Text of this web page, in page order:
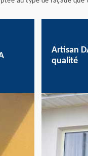
Artisan
qualité